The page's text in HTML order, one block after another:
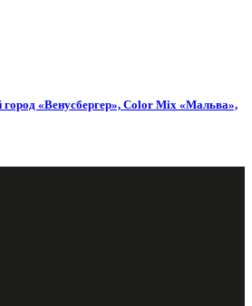
«Венусбергер», Color Mix «Мальва»,